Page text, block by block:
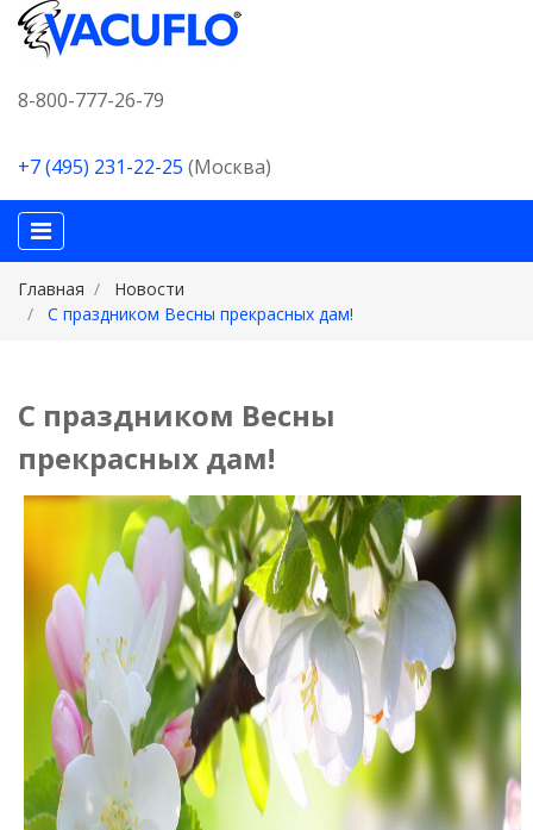
8-800-777-26-79
+7 (495) 231-22-25 (Москва)
Главная
Новости
C праздником Весны прекрасных дам!
C праздником Весны
прекрасных дам!